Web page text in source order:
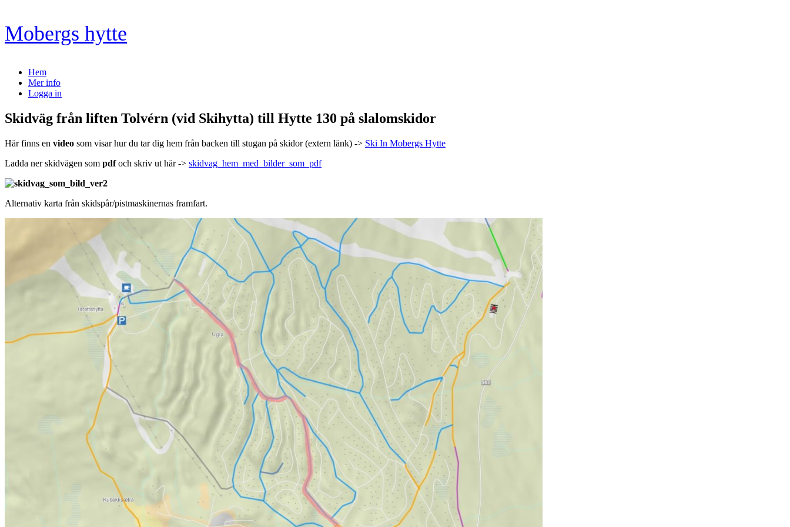
Skip
to
content
Mobergs hytte
Hem
Mer info
Logga in
Skidväg från liften Tolvérn (vid Skihytta) till Hytte 130 på slalomskidor
Här finns en video som visar hur du tar dig hem från backen till stugan på skidor (extern länk) -> Ski In Mobergs Hytte
Ladda ner skidvägen som pdfoch skriv ut här -> skidvag_hem_med_bilder_som_pdf
Alternativ karta från skidspår/pistmaskinernas framfart.